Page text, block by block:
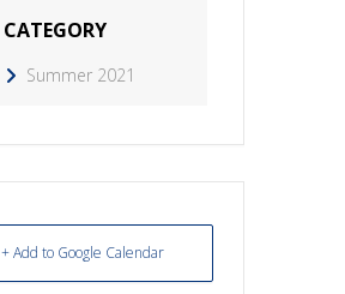
CATEGORY
Summer 2021
+ Add to Google Calendar